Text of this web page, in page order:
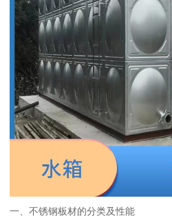
一、不锈钢板材的分类及性能